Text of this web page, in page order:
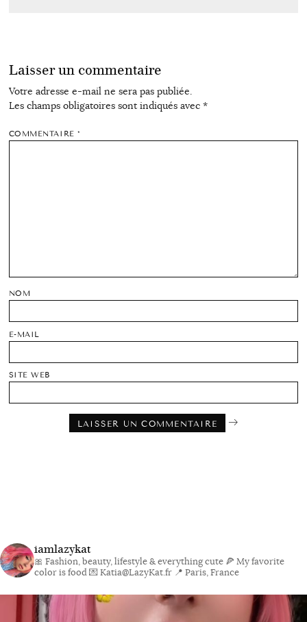
Laisser un commentaire
Votre adresse e-mail ne sera pas publiée.
Les champs obligatoires sont indiqués avec *
COMMENTAIRE*
NOM
E-MAIL
SITE WEB
iamlazykat
🎀 Fashion, beauty, lifestyle & everything cute 🍕 My favorite
color is food💌 Katia@LazyKat.fr 📍 Paris, France